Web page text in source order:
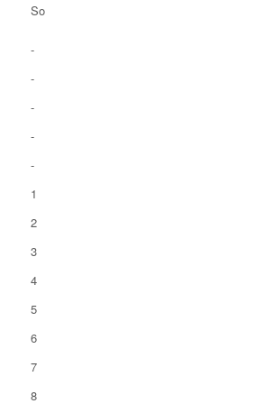
So
-
-
-
-
-
1
2
3
4
5
6
7
8